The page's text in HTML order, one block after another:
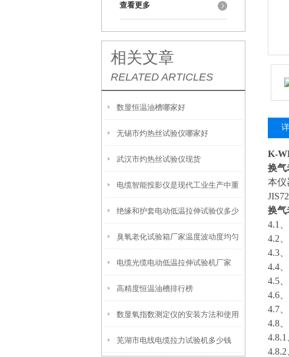
查看更多
相关文章
RELATED ARTICLES
数显恒温油槽哪家好
无锡市灼热丝试验仪哪家好
武汉市灼热丝试验仪现货
电缆智能投影仪是现代工业生产中重
要的辅助设备之一
绝缘和护套电动低温拉伸试验仪多少
钱
臭氧老化试验箱厂家温度波动度均匀
度偏差说明
电缆光缆电动低温拉伸试验机厂家
高精度恒温油槽排行榜
数显氧指数测定仪的安装方法和使用
注意事项
芜湖市电线电缆拉力试验机多少钱
K-
换气
本仪
换气
4.1
4.2
4.3
4.4
4.5
4.6
4.7
4.8、